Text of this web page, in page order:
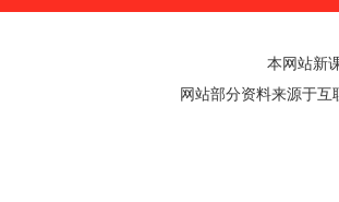
本网站新
网站部分资料来源于